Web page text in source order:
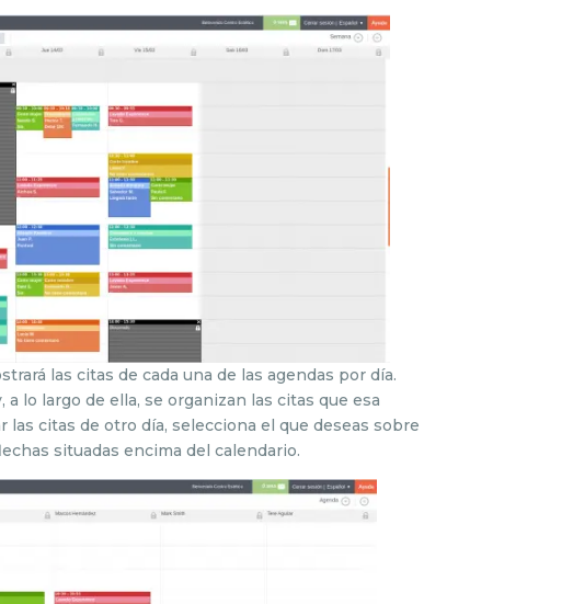
las citas de cada una de las agendas por día.
lo largo de ella, se organizan las citas que esa
las citas de otro día, selecciona el que deseas sobre
situadas encima del calendario.